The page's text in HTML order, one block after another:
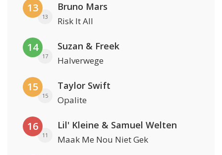
13
13
Bruno Mars
Risk It All
14
17
Suzan & Freek
Halverwege
15
15
Taylor Swift
Opalite
16
11
Lil' Kleine & Samuel Welten
Maak Me Nou Niet Gek